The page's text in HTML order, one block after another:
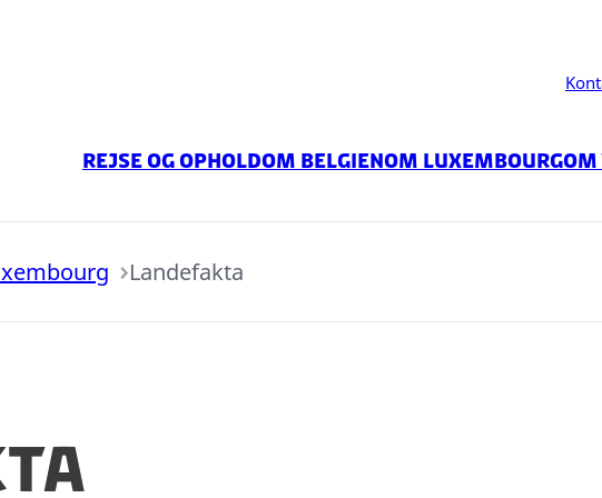
Rejse og opholdOm BelgienOm Luxembourg
Landefakta